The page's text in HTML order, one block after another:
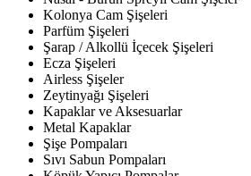
Kolonya Cam Şişeleri
Parfüm Şişeleri
Şarap / Alkollü İçecek Şişeleri
Ecza Şişeleri
Airless Şişeler
Zeytinyağı Şişeleri
Kapaklar ve Aksesuarlar
Metal Kapaklar
Şişe Pompaları
Sıvı Sabun Pompaları